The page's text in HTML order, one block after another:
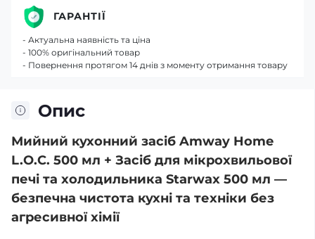
Опис
Мийний кухонний засіб Amway Home
L.O.C. 500 мл + Засіб для мікрохвильової
печі та холодильника Starwax 500 мл —
безпечна чистота кухні та техніки без
агресивної хімії
ГАРАНТІЇ
- Актуальна наявність та ціна
- 100% оригінальний товар
- Повернення протягом 14 днів з моменту отримання товару